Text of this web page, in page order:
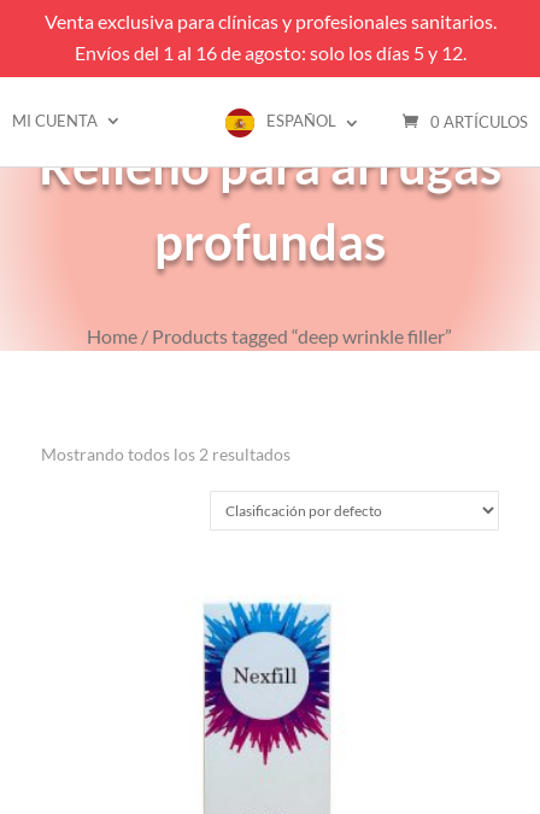
Venta exclusiva para clínicas y profesionales sanitarios.
Envíos del 1 al 16 de agosto: solo los días 5 y 12.
MI CUENTA ESPAÑOL 0 ARTÍCULOS
Relleno para arrugas
profundas
Home / Products tagged “deep wrinkle filler”
Mostrando todos los 2 resultados